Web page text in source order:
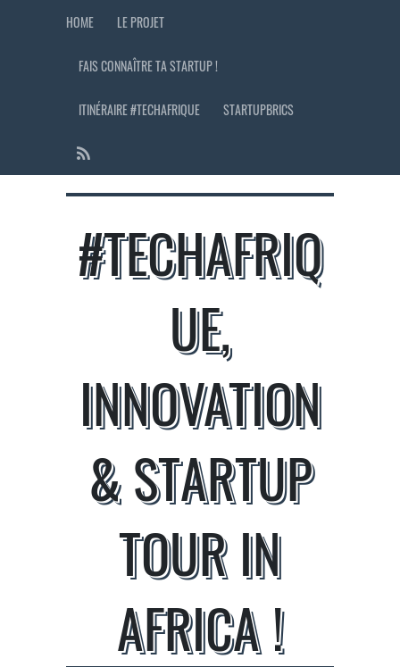
HOME LE PROJET
FAIS CONNAÎTRE TA STARTUP !
ITINÉRAIRE #TECHAFRIQUE STARTUPBRICS
#TECHAFRIQ
UE,
INNOVATION
& STARTUP
TOUR IN
AFRICA !